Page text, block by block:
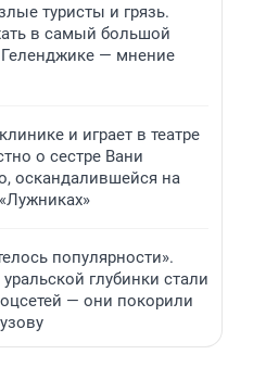
туристы и грязь.
в самый большой
Геленджике — мнение
и играет в театре
о сестре Вани
оскандалившейся на
популярности».
глубинки стали
— они покорили